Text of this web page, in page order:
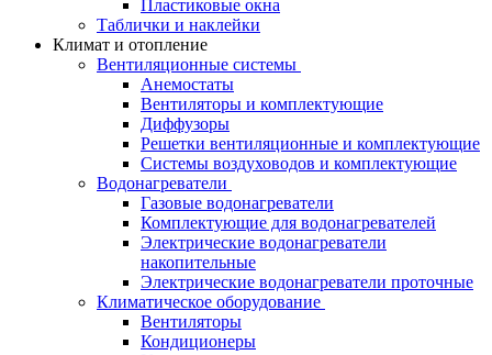
Пластиковые окна
Таблички и наклейки
Климат и отопление
Вентиляционные системы
Анемостаты
Вентиляторы и комплектующие
Диффузоры
Решетки вентиляционные и комплектующие
Системы воздуховодов и комплектующие
Водонагреватели
Газовые водонагреватели
Комплектующие для водонагревателей
Электрические водонагреватели
накопительные
Электрические водонагреватели проточные
Климатическое оборудование
Вентиляторы
Кондиционеры